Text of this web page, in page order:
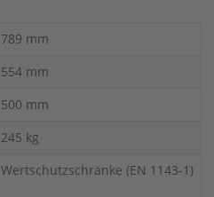
789 mm
554 mm
500 mm
245 kg
Wertschutzschränke (EN 1143-1)